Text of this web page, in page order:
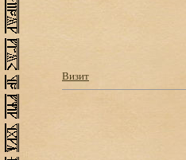
Визит